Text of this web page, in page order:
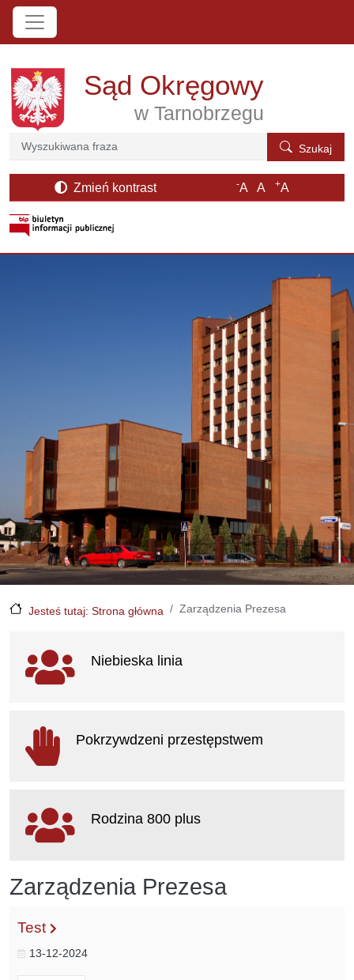
Przejdź do treści
Sąd Okręgowy
w Tarnobrzegu
Szukaj
Szukaj
Zmień kontrast -A A +A
otwiera się w nowym oknie
Jesteś tutaj: Strona główna Zarządzenia Prezesa
Zarządzenia Prezesa
Test
13-12-2024
Ważne linki
Niebieska linia
Pokrzywdzeni przestępstwem
Rodzina 800 plus